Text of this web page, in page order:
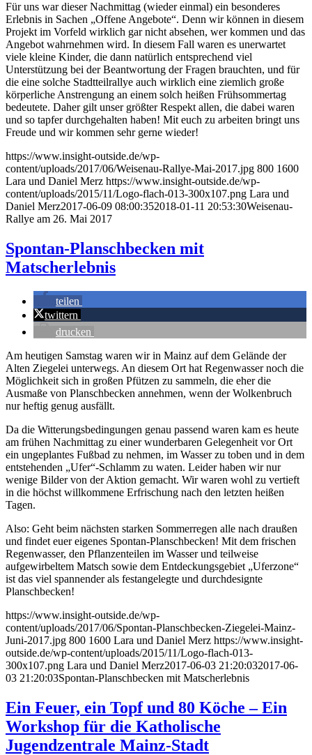
Für uns war dieser Nachmittag (wieder einmal) ein besonderes
Erlebnis in Sachen „Offene Angebote“. Denn wir können in diesem
Projekt im Vorfeld wirklich gar nicht absehen, wer kommen und das
Angebot wahrnehmen wird. In diesem Fall waren es unerwartet
viele kleine Kinder, die dann natürlich entsprechend viel
Unterstützung bei der Beantwortung der Fragen brauchten, und für
die eine solche Stadtteilrallye auch wirklich eine ziemlich große
körperliche Anstrengung an einem solch heißen Frühsommertag
bedeutete. Daher gilt unser größter Respekt allen, die dabei waren
und so tapfer durchgehalten haben! Mit euch zu arbeiten bringt uns
Freude und wir kommen sehr gerne wieder!
https://www.insight-outside.de/wp-
content/uploads/2017/06/Weisenau-Rallye-Mai-2017.jpg 800 1600
Lara und Daniel Merz https://www.insight-outside.de/wp-
content/uploads/2015/11/Logo-flach-013-300x107.png Lara und
Daniel Merz2017-06-09 08:00:352018-01-11 20:53:30Weisenau-
Rallye am 26. Mai 2017
Spontan-Planschbecken mit
Matscherlebnis
teilen
twittern
drucken
Am heutigen Samstag waren wir in Mainz auf dem Gelände der
Alten Ziegelei unterwegs. An diesem Ort hat Regenwasser noch die
Möglichkeit sich in großen Pfützen zu sammeln, die eher die
Ausmaße von Planschbecken annehmen, wenn der Wolkenbruch
nur heftig genug ausfällt.
Da die Witterungsbedingungen genau passend waren kam es heute
am frühen Nachmittag zu einer wunderbaren Gelegenheit vor Ort
ein ungeplantes Fußbad zu nehmen, im Wasser zu toben und in dem
entstehenden „Ufer“-Schlamm zu waten. Leider haben wir nur
wenige Bilder von der Aktion gemacht. Wir waren wohl zu vertieft
in die höchst willkommene Erfrischung nach den letzten heißen
Tagen.
Also: Geht beim nächsten starken Sommerregen alle nach draußen
und findet euer eigenes Spontan-Planschbecken! Mit dem frischen
Regenwasser, den Pflanzenteilen im Wasser und teilweise
aufgewirbeltem Matsch sowie dem Entdeckungsgebiet „Uferzone“
ist das viel spannender als festangelegte und durchdesignte
Planschbecken!
https://www.insight-outside.de/wp-
content/uploads/2017/06/Spontan-Planschbecken-Ziegelei-Mainz-
Juni-2017.jpg 800 1600 Lara und Daniel Merz https://www.insight-
outside.de/wp-content/uploads/2015/11/Logo-flach-013-
300x107.png Lara und Daniel Merz2017-06-03 21:20:032017-06-
03 21:20:03Spontan-Planschbecken mit Matscherlebnis
Ein Feuer, ein Topf und 80 Köche – Ein
Workshop für die Katholische
Jugendzentrale Mainz-Stadt